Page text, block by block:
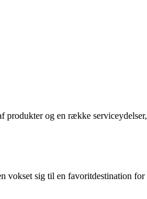
produkter og en række
sig til en favoritdestination for